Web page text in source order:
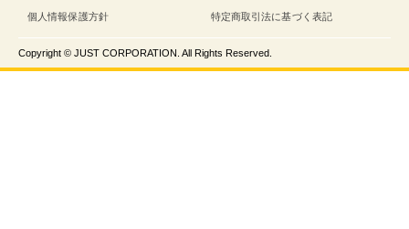
個人情報保護方針 特定商取引法に基づく表記
Copyright © JUST CORPORATION. All Rights Reserved.